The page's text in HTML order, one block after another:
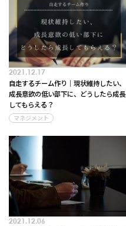
2021.12.17
自走するチーム作り｜現状維持したい、
成長意欲の低い部下に、どうしたら成長
してもらえる？
マネジメント
2021.12.06